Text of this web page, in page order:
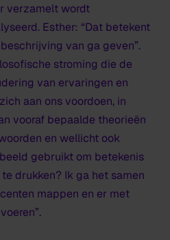
verzamelt wordt
Esther: “Dat betekent
van ga geven”.
stroming die de
van ervaringen en
aan ons voordoen, in
vooraf bepaalde theorieën
en wellicht ook
gebruikt om betekenis
drukken? Ik ga het samen
mappen en er met